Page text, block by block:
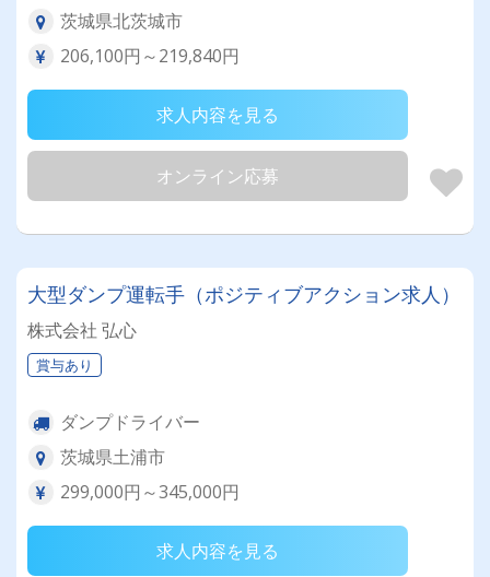
茨城県北茨城市
206,100円～219,840円
求人内容を見る
オンライン応募
大型ダンプ運転手（ポジティブアクション求人）
株式会社 弘心
賞与あり
ダンプドライバー
茨城県土浦市
299,000円～345,000円
求人内容を見る